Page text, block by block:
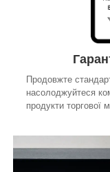
Продовжте
насолоджуйтеся
продукти торгової